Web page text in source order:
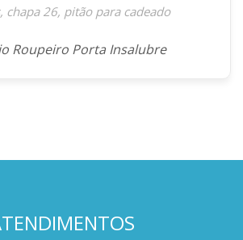
chapa 26, pitão para cadeado
Roupeiro Porta Insalubre